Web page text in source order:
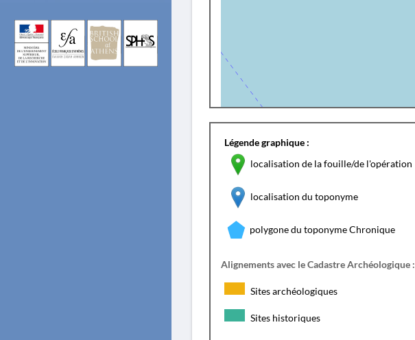
Légende graphique :
localisation de la fouille/de l'opération
localisation du toponyme
polygone du toponyme Chronique
Alignements avec le Cadastre Archéologique :
Sites archéologiques
Sites historiques